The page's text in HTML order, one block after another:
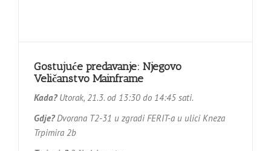
Gostujuće predavanje: Njegovo
Veličanstvo Mainframe
Kada?Utorak, 21.3. od 13:30 do 14:45 sati.
Gdje?Dvorana T2-31 u zgradi FERIT-a u ulici Kneza
Trpimira 2b